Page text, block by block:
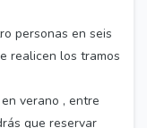
personas en seis
realicen los tramos
verano , entre
que reservar